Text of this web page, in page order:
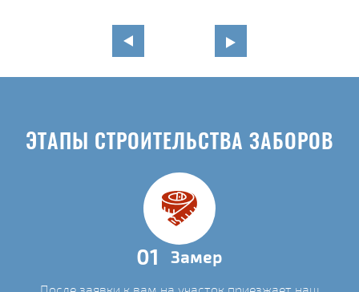
ЭТАПЫ СТРОИТЕЛЬСТВА ЗАБОРОВ
01 Замер